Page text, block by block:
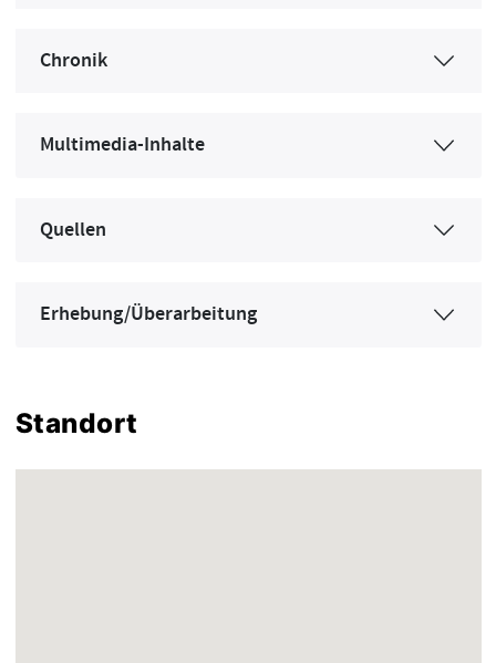
Chronik
Multimedia-Inhalte
Quellen
Erhebung/Überarbeitung
Standort